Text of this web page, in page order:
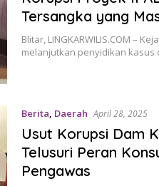
Tersangka yang
Blitar, LINGKARWILIS.COM –
melanjutkan penyidikan
Berita Daerah April 28, 2025
Usut Korupsi Dam
Telusuri Peran
Pengawas